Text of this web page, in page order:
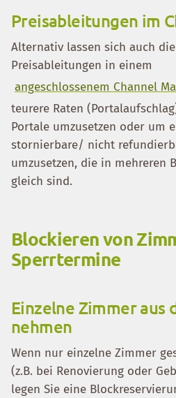
Preisableitungen im
Alternativ lassen sich auch
Preisableitungen in einem
angeschlossenem Channel
teurere Raten
Portale umzusetzen oder um
stornierbare/ nicht
umzusetzen, die in mehreren
gleich sind.
Blockieren von
Sperrtermine
Einzelne Zimmer aus
nehmen
Wenn nur einzelne Zimmer
(z.B. bei Renovierung oder
legen Sie eine